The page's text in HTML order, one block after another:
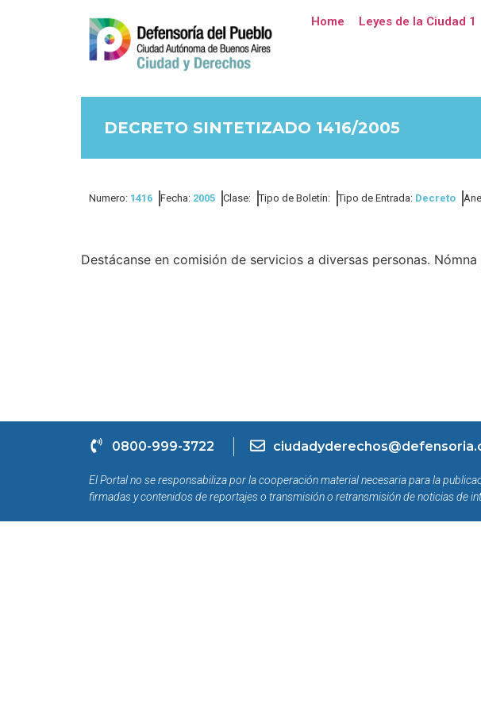
Home Leyes de la Ciudad 1
DECRETO SINTETIZADO 1416/2005
Numero: 1416 Fecha: 2005 Clase: Tipo de Boletín: Tipo de Entrada: Decreto
Destácanse en comisión de servicios a diversas personas.
0800-999-3722
El Portal no se responsabiliza por la cooperación material necesaria para la
firmadas y contenidos de reportajes o transmisión o retransmisión de noticias de